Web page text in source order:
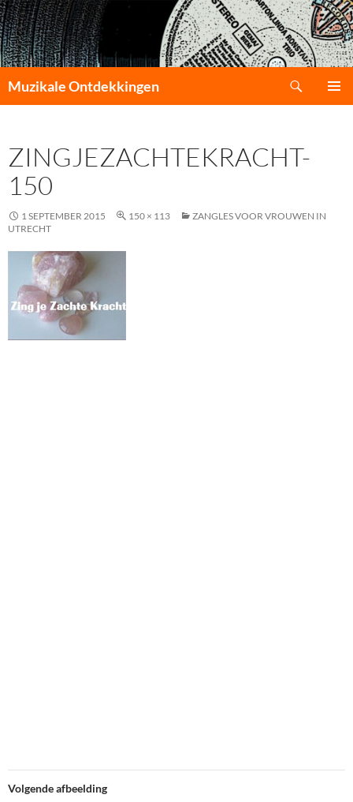
Muzikale Ontdekkingen
INHOUD
ZINGJEZACHTEKRACHT-
150
1 SEPTEMBER 2015 150 × 113
ZANGLES VOOR VROUWEN IN
UTRECHT
Volgende afbeelding